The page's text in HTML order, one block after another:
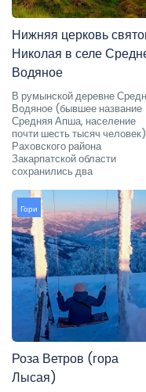
Нижняя церковь
Николая в селе
Водяное
В румынской деревне
Водяное (бывшее название
Средняя Апша, население
почти шесть тысяч человек)
Раховского района
Закарпатской области
сохранились два
Гори
Роза Ветров (гора
Лысая)